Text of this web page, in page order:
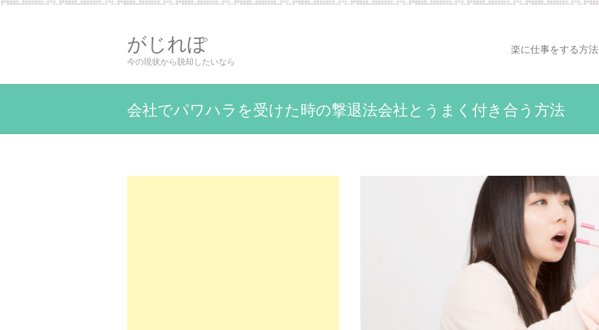
がじれぽ
今の現状から脱却したいなら
楽に仕事をする方法
会社でパワハラを受けた時の撃退法会社とうまく付き合う方法